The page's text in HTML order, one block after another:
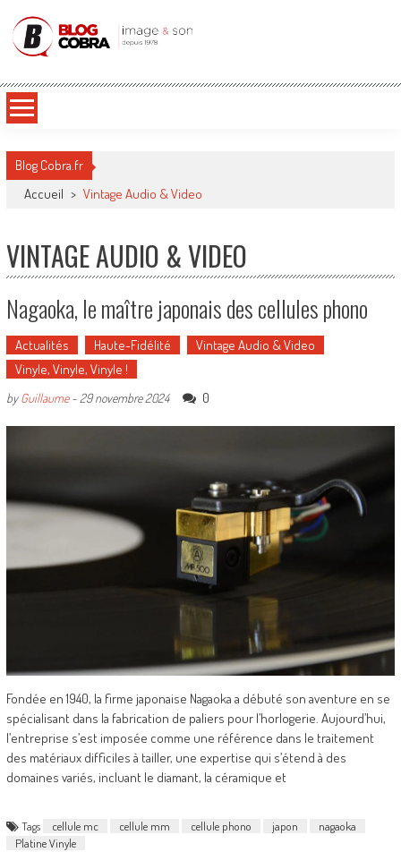
Blog Cobra
Blog Cobra.fr
Accueil > Vintage Audio & Video
VINTAGE AUDIO & VIDEO
Nagaoka, le maître japonais des cellules phono
Actualités Haute-Fidélité
Vintage Audio & Video
Vinyle, Vinyle, Vinyle !
byGuillaume- 29 novembre 2024 0
Fondée en 1940, la firme japonaise Nagaoka a débuté son aventure en se
spécialisant dans la fabrication de paliers pour l’horlogerie. Aujourd’hui,
l’entreprise s’est imposée comme une référence dans le traitement
des matériaux difficiles à tailler, une expertise qui s’étend à des
domaines variés, incluant le diamant, la céramique et
Tags cellule mc cellule mm cellule phono japon
nagaoka
Platine Vinyle